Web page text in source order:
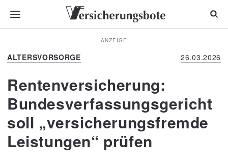
ANZEIGE
ALTERSVORSORGE 26.03.2026
Rentenversicherung:
Bundesverfassungsgericht
soll „versicherungsfremde
Leistungen“ prüfen